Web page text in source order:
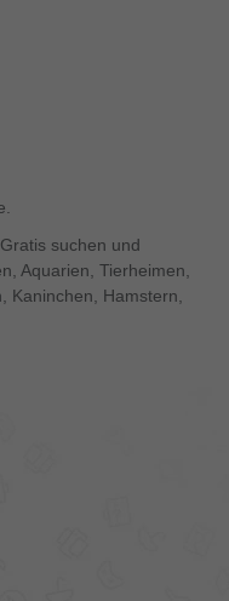
suchen und
Aquarien, Tierheimen,
Kaninchen, Hamstern,